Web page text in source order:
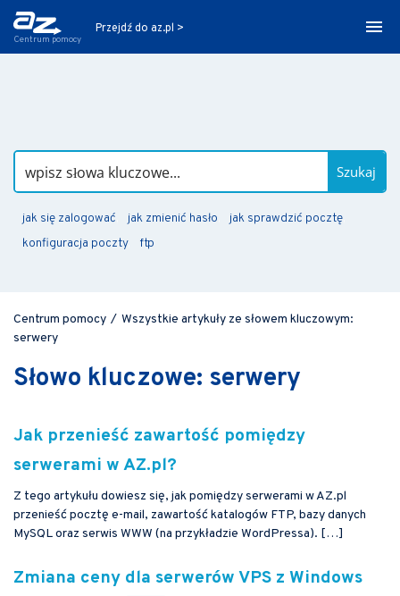
Centrum pomocy
Przejdź do az.pl >
Szukaj
jak się zalogować jak zmienić hasło
jak sprawdzić pocztę
konfiguracja poczty
ftp
Centrum pomocy / Wszystkie artykuły ze słowem kluczowym:
serwery
Słowo kluczowe: serwery
Jak przenieść zawartość pomiędzy
serwerami w AZ.pl?
Z tego artykułu dowiesz się, jak pomiędzy serwerami w AZ.pl
przenieść pocztę e-mail, zawartość katalogów FTP, bazy danych
MySQL oraz serwis WWW (na przykładzie WordPressa). […]
Zmiana ceny dla serwerów VPS z Windows